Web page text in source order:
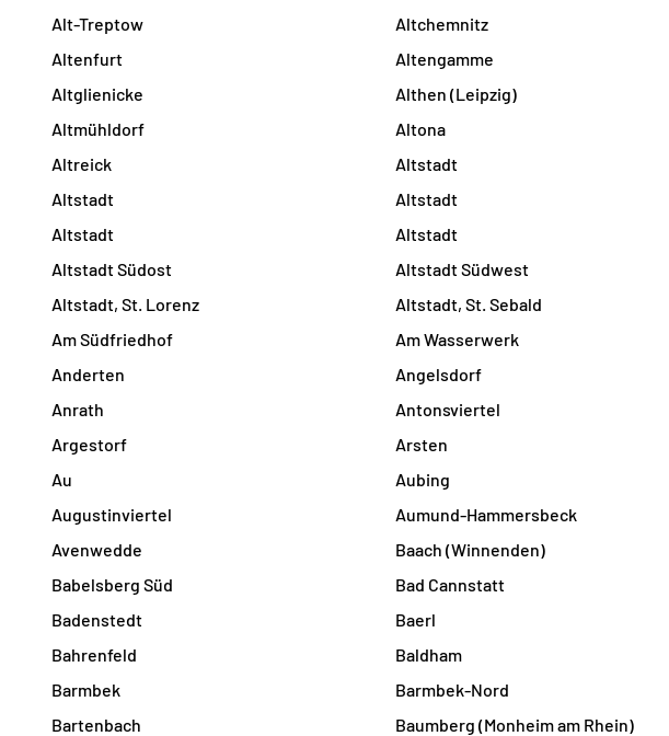
Alt-Treptow
Altchemnitz
Altenfurt
Altengamme
Altglienicke
Althen (Leipzig)
Altmühldorf
Altona
Altreick
Altstadt
Altstadt
Altstadt
Altstadt
Altstadt
Altstadt Südost
Altstadt Südwest
Altstadt, St. Lorenz
Altstadt, St. Sebald
Am Südfriedhof
Am Wasserwerk
Anderten
Angelsdorf
Anrath
Antonsviertel
Argestorf
Arsten
Au
Aubing
Augustinviertel
Aumund-Hammersbeck
Avenwedde
Baach (Winnenden)
Babelsberg Süd
Bad Cannstatt
Badenstedt
Baerl
Bahrenfeld
Baldham
Barmbek
Barmbek-Nord
Bartenbach
Baumberg (Monheim am Rhein)